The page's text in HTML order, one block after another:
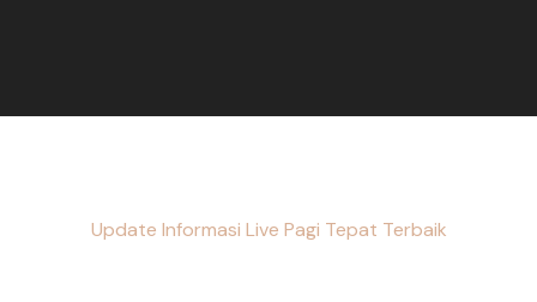
Update Informasi Live Pagi Tepat Terbaik